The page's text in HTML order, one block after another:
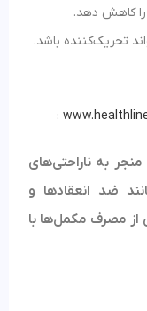
کاهش دهد.
تحریک‌کننده باشد.
:
به ناراحتی‌های
ضد انعقادها و
از مصرف مکمل‌ها با